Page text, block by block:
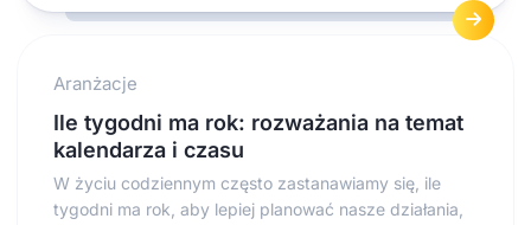
Aranżacje
Ile tygodni ma rok: rozważania na temat
kalendarza i czasu
W życiu codziennym często zastanawiamy się, ile
tygodni ma rok, aby lepiej planować nasze działania,